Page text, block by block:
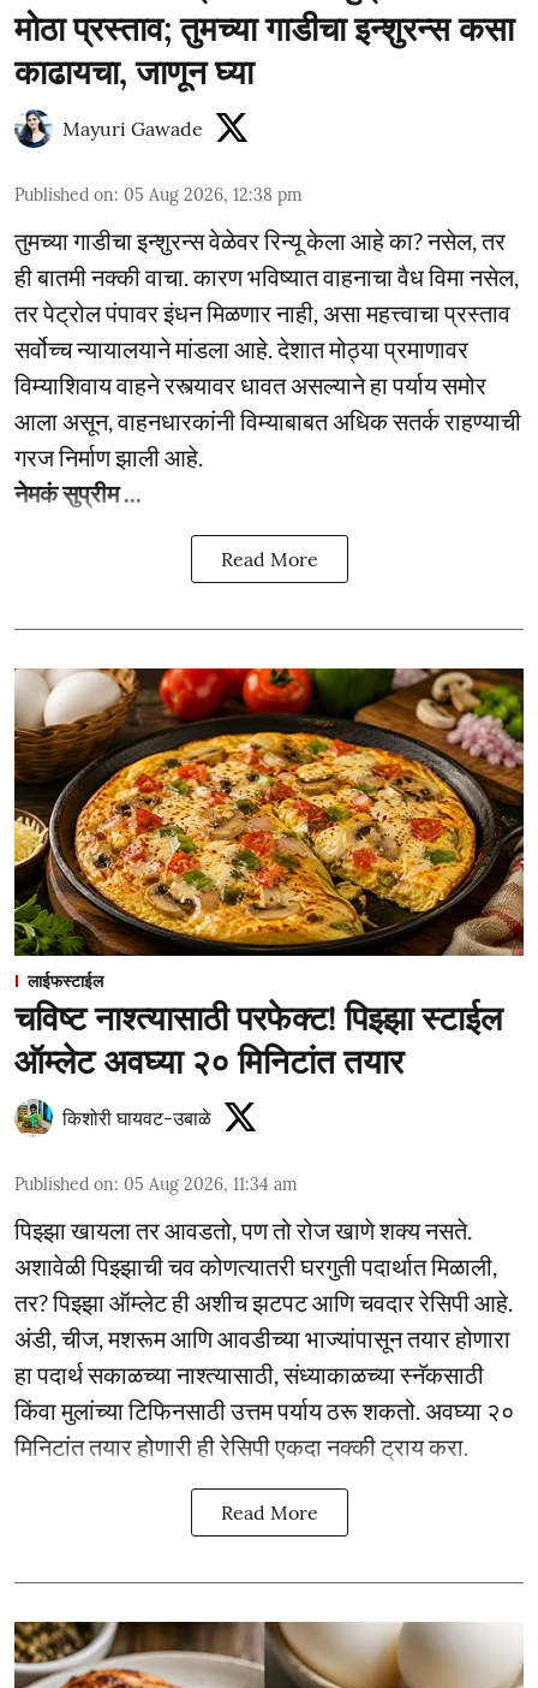
मोठा प्रस्ताव; तुमच्या गाडीचा इन्शुरन्स कसा
काढायचा, जाणून घ्या
Mayuri Gawade
Published on: 05 Aug 2026, 12:38 pm
तुमच्या गाडीचा इन्शुरन्स वेळेवर रिन्यू केला आहे का? नसेल, तर
ही बातमी नक्की वाचा. कारण भविष्यात वाहनाचा वैध विमा नसेल,
तर पेट्रोल पंपावर इंधन मिळणार नाही, असा महत्त्वाचा प्रस्ताव
सर्वोच्च न्यायालयाने मांडला आहे. देशात मोठ्या प्रमाणावर
विम्याशिवाय वाहने रस्त्यावर धावत असल्याने हा पर्याय समोर
आला असून, वाहनधारकांनी विम्याबाबत अधिक सतर्क राहण्याची
गरज निर्माण झाली आहे.
नेमकं सुप्रीम ...
Read More
लाईफस्टाईल
चविष्ट नाश्त्यासाठी परफेक्ट! पिझ्झा स्टाईल
ऑम्लेट अवघ्या २० मिनिटांत तयार
किशोरी घायवट-उबाळे
Published on: 05 Aug 2026, 11:34 am
पिझ्झा खायला तर आवडतो, पण तो रोज खाणे शक्य नसते.
अशावेळी पिझ्झाची चव कोणत्यातरी घरगुती पदार्थात मिळाली,
तर? पिझ्झा ऑम्लेट ही अशीच झटपट आणि चवदार रेसिपी आहे.
अंडी, चीज, मशरूम आणि आवडीच्या भाज्यांपासून तयार होणारा
हा पदार्थ सकाळच्या नाश्त्यासाठी, संध्याकाळच्या स्नॅकसाठी
किंवा मुलांच्या टिफिनसाठी उत्तम पर्याय ठरू शकतो. अवघ्या २०
मिनिटांत तयार होणारी ही रेसिपी एकदा नक्की ट्राय करा.
Read More